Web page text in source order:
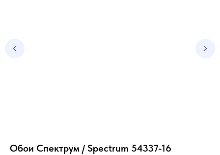
Обои Спектрум / Spectrum 54337-16